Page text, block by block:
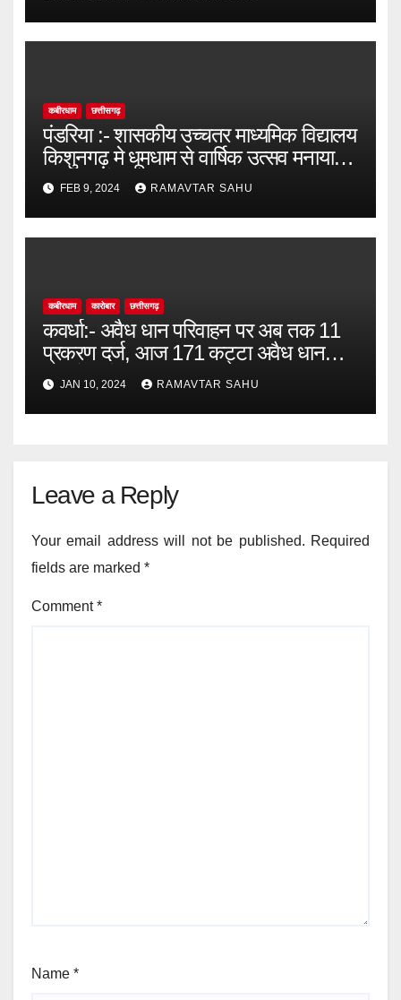
कबीरधाम छत्तीसगढ़
पंडरिया :- शासकीय उच्चतर माध्यमिक विद्यालय
किशुनगढ़ मे धूमधाम से वार्षिक उत्सव मनाया
गया जिसमें मुख्य अतिथि उपाध्यक्ष जनपद
पंचायत पंडरिया तुलश राम कश्यप।
FEB 9, 2024 RAMAVTAR SAHU
कबीरधाम कारोबार छत्तीसगढ़
कवर्धा:- अवैध धान परिवाहन पर अब तक 11
प्रकरण दर्ज, आज 171 कट्टा अवैध धान
भागुटोला में जप्त।
JAN 10, 2024 RAMAVTAR SAHU
Leave a Reply
Your email address will not be published. Required
fields are marked *
Comment*
Name *